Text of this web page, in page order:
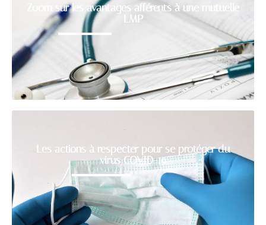
Zoom sur les avantages afférents à une mutuelle
LMP
Les actions à respecter pour se protéger du
virus COVID-19